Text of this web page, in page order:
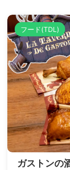
フード(TDL)
ガストンの